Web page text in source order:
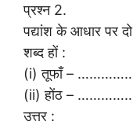
प्रश्न 2.
पद्यांश के आधार पर
शब्द हों :
(i) तूफाँ –
(ii) होंठ –
उत्तर :